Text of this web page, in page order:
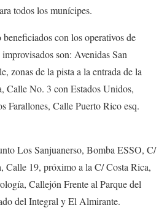
todos los munícipes.
con los operativos de
son: Avenidas San
zonas de la pista a la entrada de la
Calle No. 3 con Estados Unidos,
Farallones, Calle Puerto Rico esq.
Los Sanjuanerso, Bomba ESSO, C/
Calle 19, próximo a la C/ Costa Rica,
Callejón Frente al Parque del
del Integral y El Almirante.